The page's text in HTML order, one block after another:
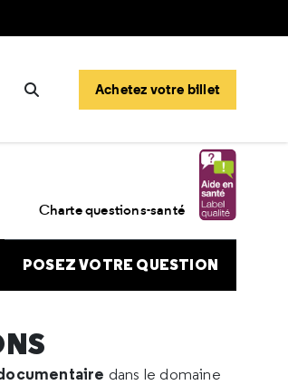
Rechercher
Achetez votre billet
Charte questions-santé
POSEZ VOTRE QUESTION
dans le domaine